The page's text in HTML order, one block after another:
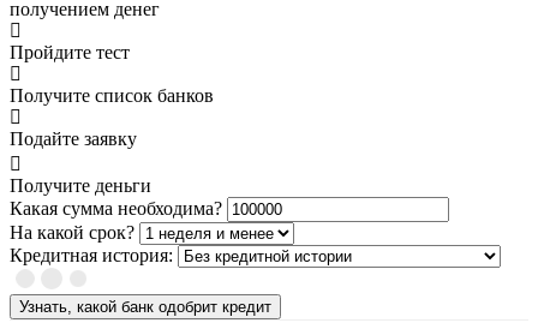
получением денег
Пройдите тест
Получите список банков
Подайте заявку
Получите деньги
Какая сумма необходима?
На какой срок?
Кредитная история:
Узнать, какой банк одобрит кредит